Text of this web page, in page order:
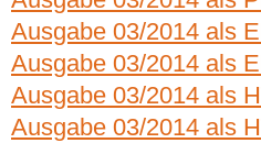
Ausgabe 03/2014 als
Ausgabe 03/2014 als
Ausgabe 03/2014 als
Ausgabe 03/2014 als